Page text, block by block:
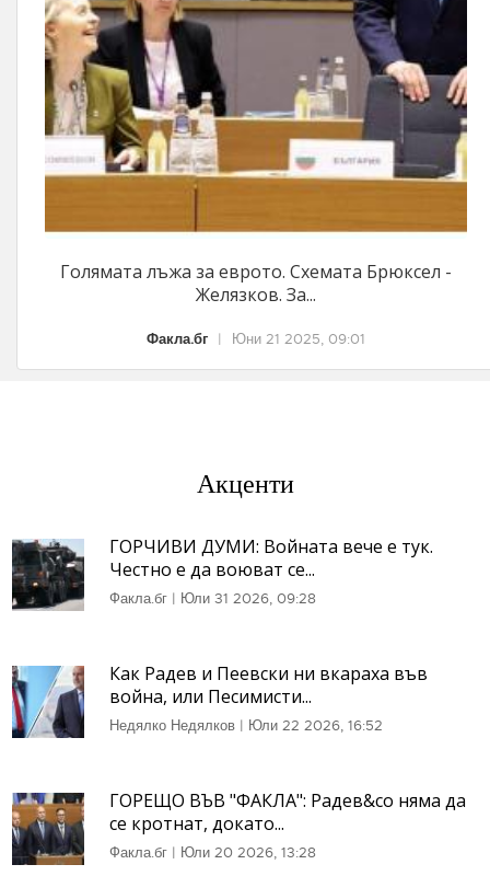
Голямата лъжа за еврото. Схемата Брюксел -
Желязков. За...
Факла.бг Юни 21 2025, 09:01
Акценти
ГОРЧИВИ ДУМИ: Войната вече е тук.
Честно е да воюват се...
Факла.бг | Юли 31 2026, 09:28
Как Радев и Пеевски ни вкараха във
война, или Песимисти...
Недялко Недялков | Юли 22 2026, 16:52
ГОРЕЩО ВЪВ "ФАКЛА": Радев&co няма да
се кротнат, докато...
Факла.бг | Юли 20 2026, 13:28